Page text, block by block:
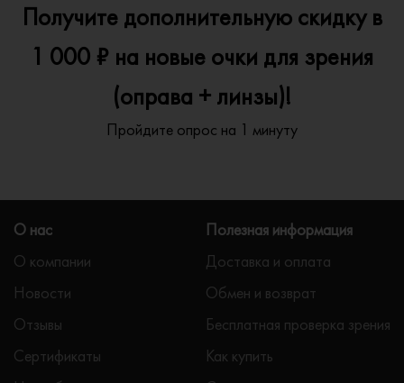
Получите дополнительную скидку в
1 000 ₽ на новые очки для зрения
(оправа + линзы)!
Пройдите опрос на 1 минуту
О нас
О компании
Новости
Отзывы
Сертификаты
Полезная информация
Доставка и оплата
Обмен и возврат
Бесплатная проверка зрения
Как купить